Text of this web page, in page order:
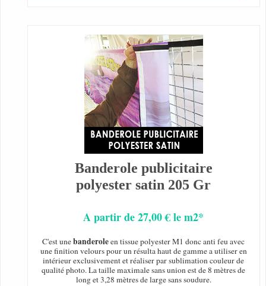
Banderole publicitaire
polyester satin 205 Gr
A partir de 27,00 € le m2*
C'est unebanderoleen tissue polyester M1 donc anti feu avec
une finition velours pour un résulta haut de gamme a utiliser en
intérieur exclusivement et réaliser par sublimation couleur de
qualité photo. La taille maximale sans union est de 8 mètres de
long et 3,28 mètres de large sans soudure.